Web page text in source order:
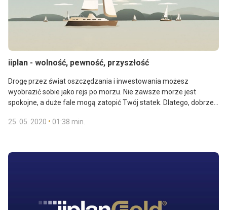
iiplan - wolność, pewność, przyszłość
Drogę przez świat oszczędzania i inwestowania możesz
wyobrazić sobie jako rejs po morzu. Nie zawsze morze jest
spokojne, a duże fale mogą zatopić Twój statek. Dlatego, dobrze
Dzięki iiplan możesz stworzyć własną bezpieczną rezerwę, która
25. 05. 2020 • 01:38 min.